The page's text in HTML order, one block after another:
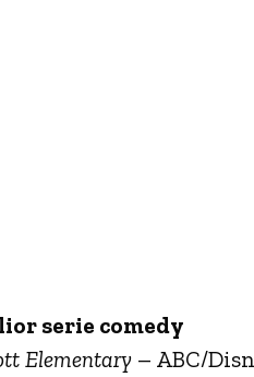
serie comedy
Elementary – ABC/